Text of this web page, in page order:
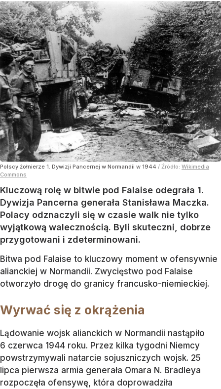
Polscy żołnierze 1. Dywizji Pancernej w Normandii w 1944 / Źródło: Wikimedia
Commons
Kluczową rolę w bitwie pod Falaise odegrała 1.
Dywizja Pancerna generała Stanisława Maczka.
Polacy odznaczyli się w czasie walk nie tylko
wyjątkową walecznością. Byli skuteczni, dobrze
przygotowani i zdeterminowani.
Bitwa pod Falaise to kluczowy moment w ofensywnie
alianckiej w Normandii. Zwycięstwo pod Falaise
otworzyło drogę do granicy francusko-niemieckiej.
Wyrwać się z okrążenia
Lądowanie wojsk alianckich w Normandii nastąpiło
6 czerwca 1944 roku. Przez kilka tygodni Niemcy
powstrzymywali natarcie sojuszniczych wojsk. 25
lipca pierwsza armia generała Omara N. Bradleya
rozpoczęła ofensywę, która doprowadziła